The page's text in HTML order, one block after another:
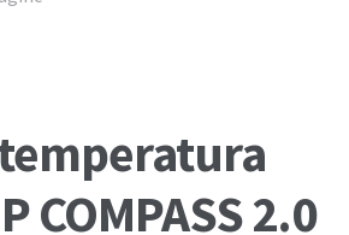
COMPASS 2.0